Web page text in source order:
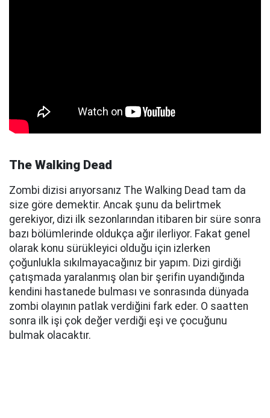
The Walking Dead
Zombi dizisi arıyorsanız The Walking Dead tam da
size göre demektir. Ancak şunu da belirtmek
gerekiyor, dizi ilk sezonlarından itibaren bir süre sonra
bazı bölümlerinde oldukça ağır ilerliyor. Fakat genel
olarak konu sürükleyici olduğu için izlerken
çoğunlukla sıkılmayacağınız bir yapım. Dizi girdiği
çatışmada yaralanmış olan bir şerifin uyandığında
kendini hastanede bulması ve sonrasında dünyada
zombi olayının patlak verdiğini fark eder. O saatten
sonra ilk işi çok değer verdiği eşi ve çocuğunu
bulmak olacaktır.